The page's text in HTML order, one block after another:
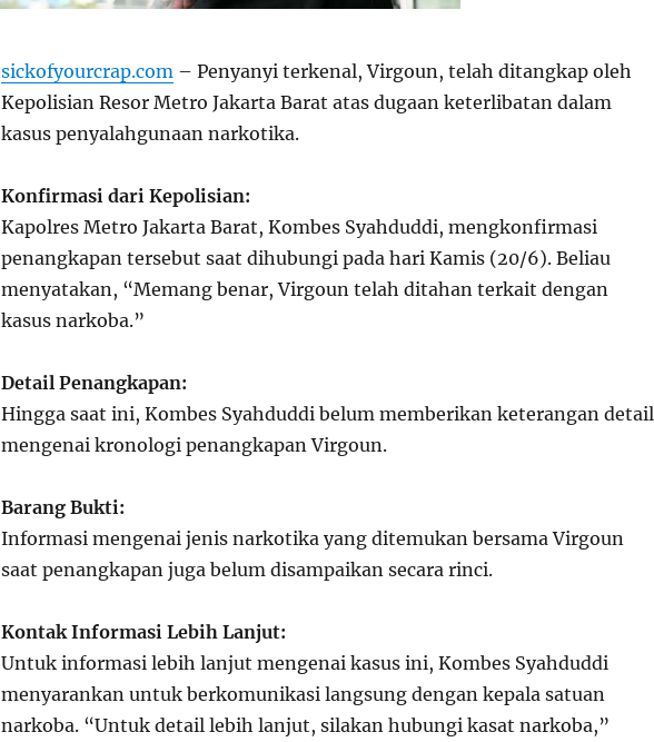
sickofyourcrap.com – Penyanyi terkenal, Virgoun, telah ditangkap oleh
Kepolisian Resor Metro Jakarta Barat atas dugaan keterlibatan dalam
kasus penyalahgunaan narkotika.
Konfirmasi dari Kepolisian:
Kapolres Metro Jakarta Barat, Kombes Syahduddi, mengkonfirmasi
penangkapan tersebut saat dihubungi pada hari Kamis (20/6). Beliau
menyatakan, “Memang benar, Virgoun telah ditahan terkait dengan
kasus narkoba.”
Detail Penangkapan:
Hingga saat ini, Kombes Syahduddi belum memberikan keterangan detail
mengenai kronologi penangkapan Virgoun.
Barang Bukti:
Informasi mengenai jenis narkotika yang ditemukan bersama Virgoun
saat penangkapan juga belum disampaikan secara rinci.
Kontak Informasi Lebih Lanjut:
Untuk informasi lebih lanjut mengenai kasus ini, Kombes Syahduddi
menyarankan untuk berkomunikasi langsung dengan kepala satuan
narkoba. “Untuk detail lebih lanjut, silakan hubungi kasat narkoba,”